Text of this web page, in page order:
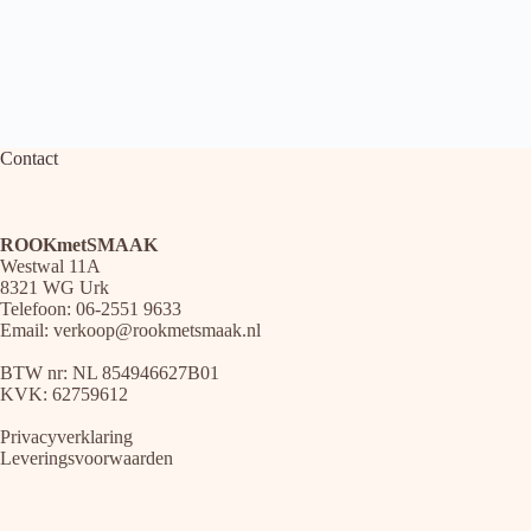
Contact
ROOKmetSMAAK
Westwal 11A
8321 WG Urk
Telefoon: 06-2551 9633
Email: verkoop@rookmetsmaak.nl
BTW nr: NL 854946627B01
KVK: 62759612
Privacyverklaring
Leveringsvoorwaarden